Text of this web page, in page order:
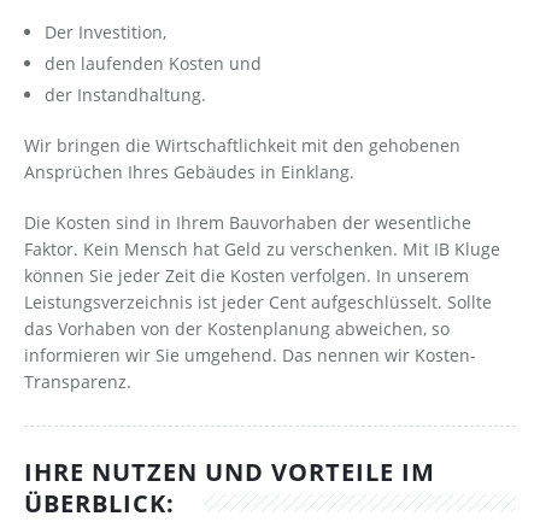
Der Investition,
den laufenden Kosten und
der Instandhaltung.
Wir bringen die Wirtschaftlichkeit mit den gehobenen
Ansprüchen Ihres Gebäudes in Einklang.
Die Kosten sind in Ihrem Bauvorhaben der wesentliche
Faktor. Kein Mensch hat Geld zu verschenken. Mit IB Kluge
können Sie jeder Zeit die Kosten verfolgen. In unserem
Leistungsverzeichnis ist jeder Cent aufgeschlüsselt. Sollte
das Vorhaben von der Kostenplanung abweichen, so
informieren wir Sie umgehend. Das nennen wir Kosten-
Transparenz.
IHRE NUTZEN UND VORTEILE IM
ÜBERBLICK: